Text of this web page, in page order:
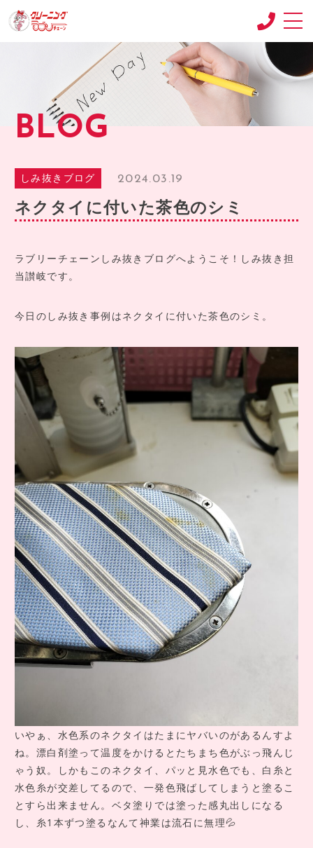
CONCEPT
コンセプト
SHOP
店舗紹介
求人情報
求人情報2
BLOG
COMPANY INFO
CONTACT
お問い合わせ
アクセス
BLOG
しみ抜きブログ 2024.03.19
ネクタイに付いた茶色のシミ
ラブリーチェーンしみ抜きブログへようこそ！しみ抜き担
当讃岐です。
今日のしみ抜き事例はネクタイに付いた茶色のシミ。
いやぁ、水色系のネクタイはたまにヤバいのがあるんすよ
ね。漂白剤塗って温度をかけるとたちまち色がぶっ飛んじ
ゃう奴。しかもこのネクタイ、パッと見水色でも、白糸と
水色糸が交差してるので、一発色飛ばしてしまうと塗るこ
とすら出来ません。ベタ塗りでは塗った感丸出しになる
し、糸1本ずつ塗るなんて神業は流石に無理💦